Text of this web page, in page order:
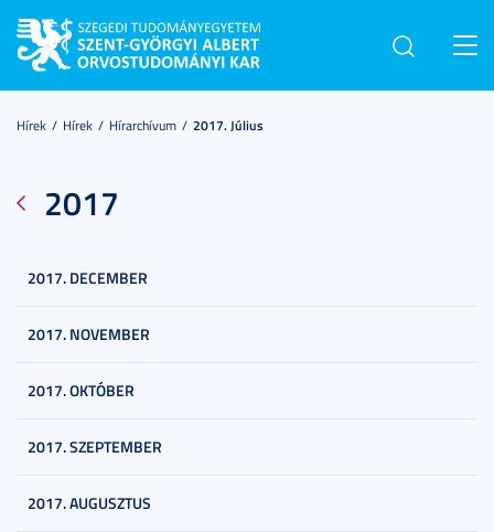
Hírek Hírek Hírarchívum 2017. Július
2017
2017. DECEMBER
2017. NOVEMBER
2017. OKTÓBER
2017. SZEPTEMBER
2017. AUGUSZTUS